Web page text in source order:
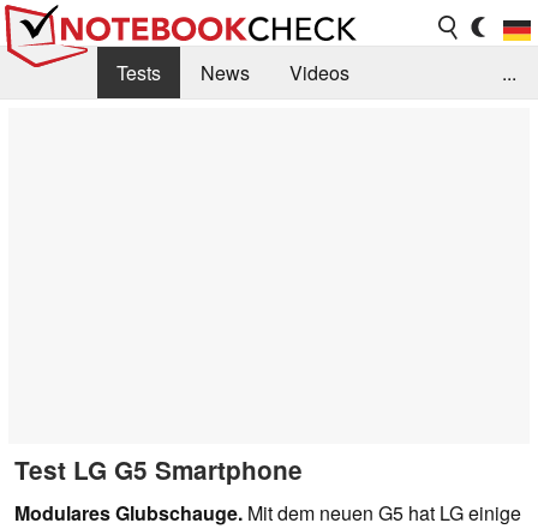
Tests News
Videos
...
Test LG G5 Smartphone
Modulares Glubschauge. Mit dem neuen G5 hat LG einige